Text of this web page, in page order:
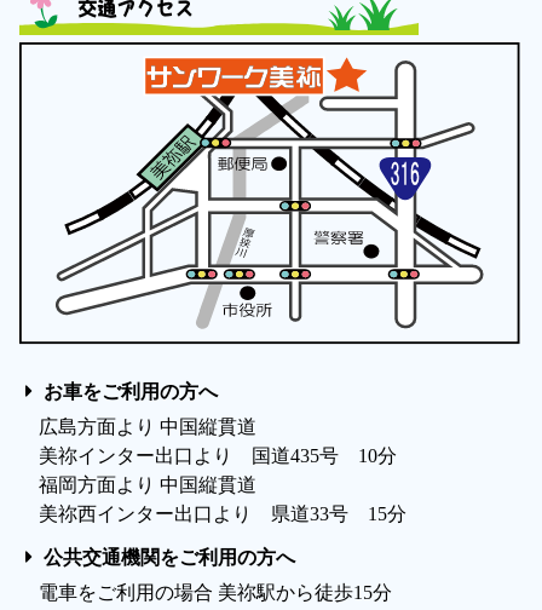
交通アクセス
お車をご利用の方へ
広島方面より 中国縦貫道
美祢インター出口より 国道435号 10分
福岡方面より 中国縦貫道
美祢西インター出口より 県道33号 15分
公共交通機関をご利用の方へ
電車をご利用の場合 美祢駅から徒歩15分